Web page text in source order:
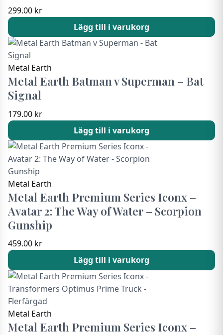
299.00 kr
Lägg till i varukorg
Metal Earth
Metal Earth Batman v Superman – Bat
Signal
179.00 kr
Lägg till i varukorg
Metal Earth
Metal Earth Premium Series Iconx –
Avatar 2: The Way of Water – Scorpion
Gunship
459.00 kr
Lägg till i varukorg
Metal Earth
Metal Earth Premium Series Iconx –